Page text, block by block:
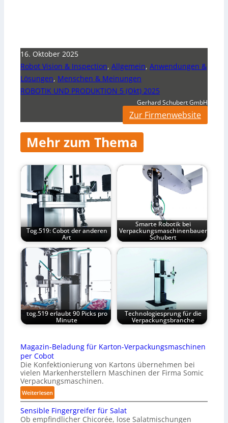
16. Oktober 2025
Robot Vision & Inspection, Allgemein, Anwendungen &
Lösungen, Menschen & Meinungen
ROBOTIK UND PRODUKTION 5 (Okt) 2025
Gerhard Schubert GmbH
Zur Firmenwebsite
Mehr zum Thema
Tog.519: Cobot der anderen
Art
Smarte Robotik bei
Verpackungsmaschinenbauer
Schubert
tog.519 erlaubt 90 Picks pro
Minute
Technologiesprung für die
Verpackungsbranche
Magazin-Beladung für Karton-Verpackungsmaschinen
per Cobot
Die Konfektionierung von Kartons übernehmen bei
vielen Markenherstellern Maschinen der Firma Somic
Verpackungsmaschinen.
Weiterlesen:
M
a
g
Sensible Fingergreifer für Salat
Ob empfindlicher Chicorée, lose Salatmischungen